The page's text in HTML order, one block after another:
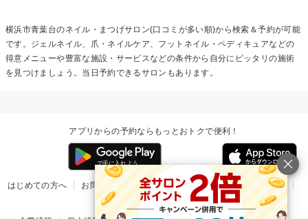
横浜市青葉台のネイル・まつげサロン(口コミが多い順)から検索＆予約が可能
です。ジェルネイル、爪・ネイルケア、フットネイル・ペディキュアなどの
得意メニューや豊富な施設・サービスなどの条件から自分にピッタリの施術
を見つけましょう。当日予約できるサロンもあります。
アプリからの予約ならもっとおトクで便利！
はじめての方へ お問い合わせ ヘルプ リリース情報
利用規約
掲載ご希望のサロン様